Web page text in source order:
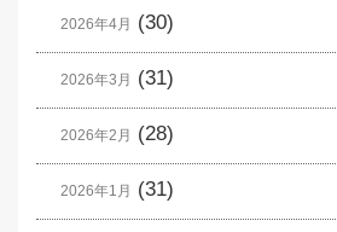
2026年4月 (30)
2026年3月 (31)
2026年2月 (28)
2026年1月 (31)